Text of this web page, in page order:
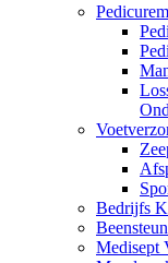
Bedrijfs
Medisept